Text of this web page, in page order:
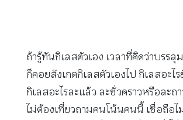
ถ้ารู้ทันกิเลสตัวเอง เวลาที่คิดว่าบรรลุ
ก็คอยสังเกตกิเลสตัวเองไป กิเลสอะไร
กิเลสอะไรละแล้ว ละชั่วคราวหรือละถา
ไม่ต้องเที่ยวถามคนโน้นคนนี้ เชื่อถือไ